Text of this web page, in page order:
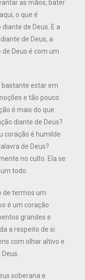
as mãos, bater
o que é
de Deus. E a
de Deus, a
Deus é com um
bastante estar em
e tão pouco
é mais do que
diante de Deus?
coração é humilde
de Deus?
no culto. Ela se
todo.
de termos um
é um coração
grandes e
a respeito de si
com olhar altivo e
soberana e